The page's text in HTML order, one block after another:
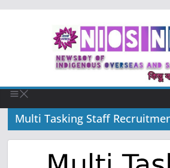
Multi Tasking Staff